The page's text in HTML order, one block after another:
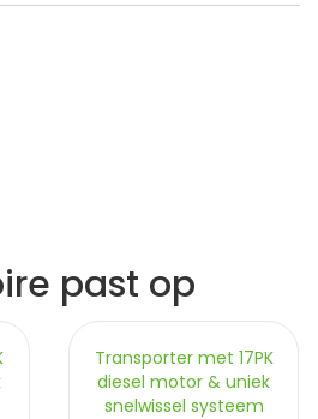
past op
Transporter met 17PK
diesel motor & uniek
snelwissel systeem